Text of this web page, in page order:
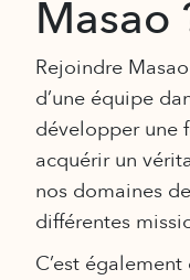
Masao
Rejoindre
d’une équipe
développer une
acquérir un
nos domaines
différentes
C’est